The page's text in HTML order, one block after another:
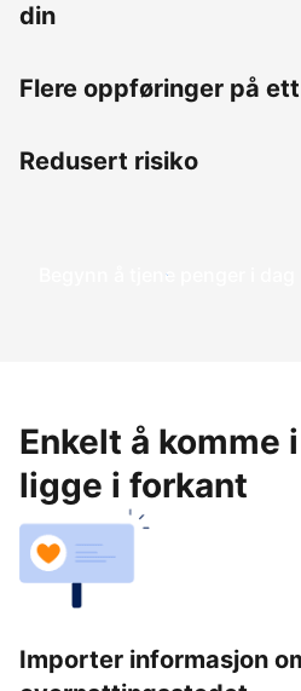
din
Flere oppføringer på
Redusert risiko
Begynn å tjene penger i dag
Enkelt å komme
ligge i forkant
Importer informasjon